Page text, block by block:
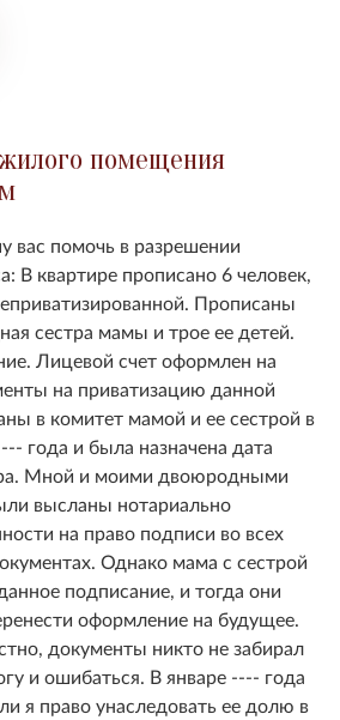
помещения
помочь в разрешении
В квартире прописано 6 человек,
Прописаны
сестра мамы и трое ее детей.
Лицевой счет оформлен на
на приватизацию данной
в комитет мамой и ее сестрой в
года и была назначена дата
Мной и моими двоюродными
высланы нотариально
на право подписи во всех
Однако мама с сестрой
подписание, и тогда они
оформление на будущее.
документы никто не забирал
и ошибаться. В январе ---- года
я право унаследовать ее долю в